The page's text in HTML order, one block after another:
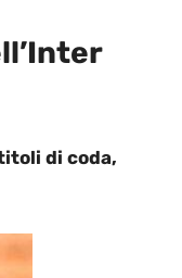
di coda,